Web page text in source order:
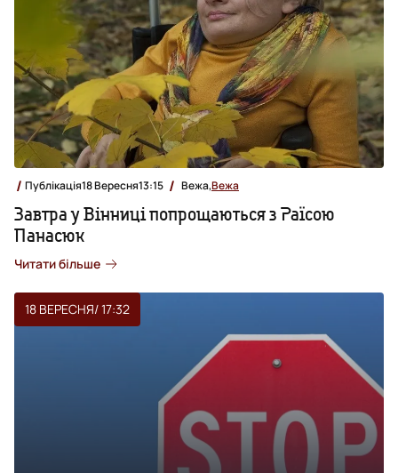
Публікація18 Вересня13:15 Вежа,Вежа
Завтра у Вінниці попрощаються з Раїсою
Панасюк
Читати більше
18 ВЕРЕСНЯ/ 17:32